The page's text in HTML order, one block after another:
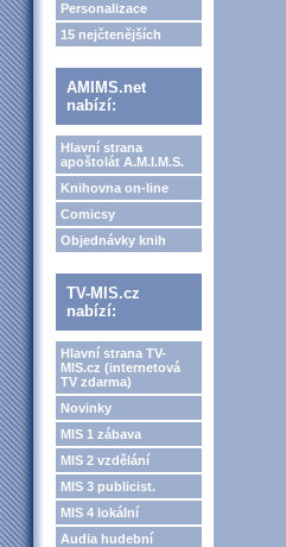
Personalizace
15 nejčtenějších
AMIMS.net
nabízí:
Hlavní strana
apoštolát A.M.I.M.S.
Knihovna on-line
Comicsy
Objednávky knih
TV-MIS.cz
nabízí:
Hlavní strana TV-
MIS.cz (internetová
TV zdarma)
Novinky
MIS 1 zábava
MIS 2 vzdělání
MIS 3 publicist.
MIS 4 lokální
Audia hudební